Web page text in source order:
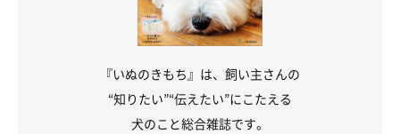
『いぬのきもち』は、飼い主さんの
“知りたい”“伝えたい”にこたえる
犬のこと総合雑誌です。